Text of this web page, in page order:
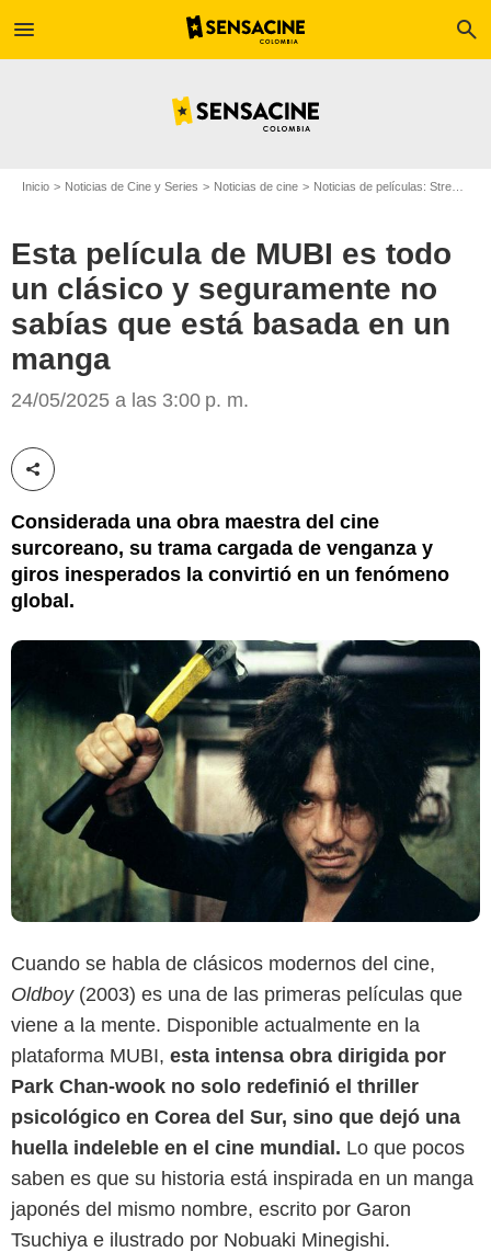
menu search
Inicio Noticias de Cine y Series Noticias de cine Noticias de películas: Streaming
Esta película de MUBI es todo
un clásico y seguramente no
sabías que está basada en un
manga
24/05/2025 a las 3:00 p. m.
Compartir esta noticia
Considerada una obra maestra del cine
surcoreano, su trama cargada de venganza y
giros inesperados la convirtió en un fenómeno
global.
Cuando se habla de clásicos modernos del cine,
Oldboy (2003) es una de las primeras películas que
viene a la mente. Disponible actualmente en la
plataforma MUBI, esta intensa obra dirigida por
Park Chan-wook no solo redefinió el thriller
psicológico en Corea del Sur, sino que dejó una
huella indeleble en el cine mundial. Lo que pocos
saben es que su historia está inspirada en un manga
japonés del mismo nombre, escrito por Garon
Tsuchiya e ilustrado por Nobuaki Minegishi.